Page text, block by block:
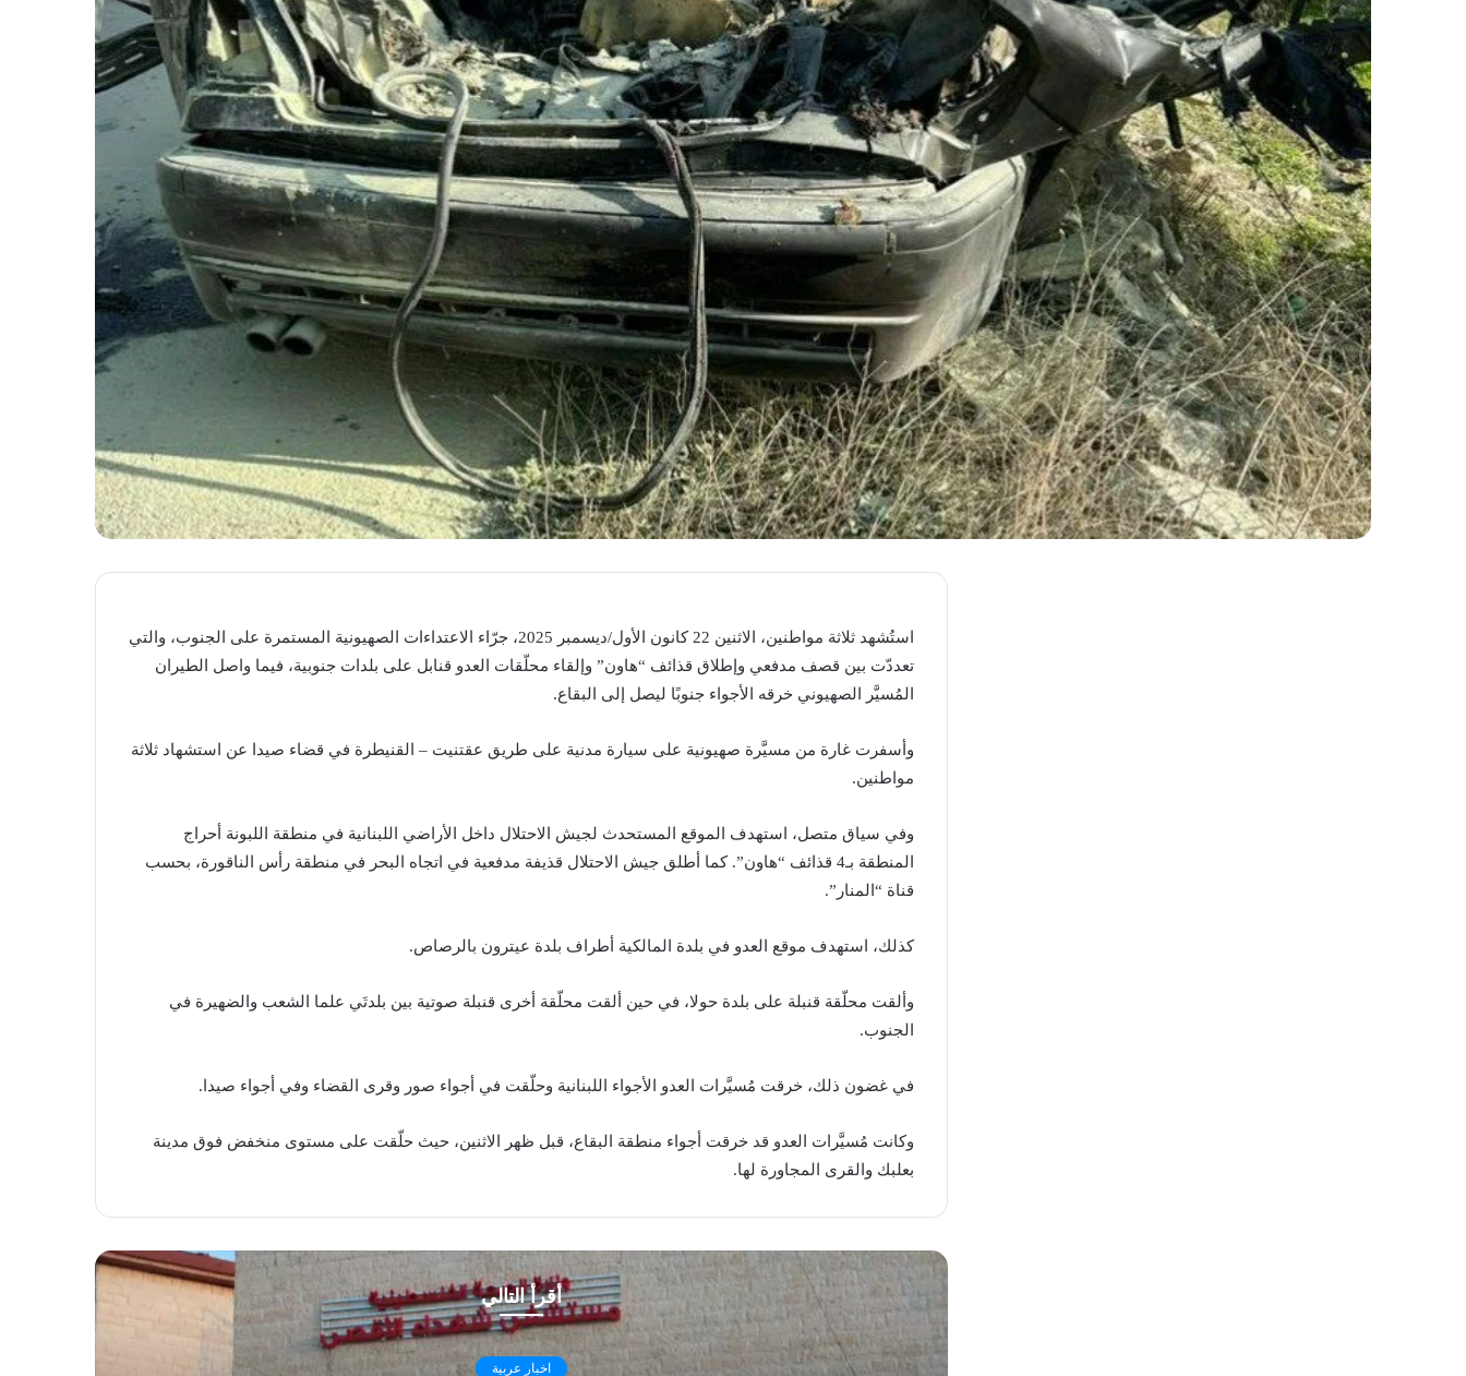
استُشهد ثلاثة مواطنين، الاثنين 22 كانون الأول/ديسمبر 2025، جرّاء الاعتداءات الصهيونية المستمرة على الجنوب، والتي
تعددّت بين قصف مدفعي وإطلاق قذائف “هاون” وإلقاء محلّقات العدو قنابل على بلدات جنوبية، فيما واصل الطيران
المُسيَّر الصهيوني خرقه الأجواء جنوبًا ليصل إلى البقاع.
وأسفرت غارة من مسيَّرة صهيونية على سيارة مدنية على طريق عقتنيت – القنيطرة في قضاء صيدا عن استشهاد ثلاثة
مواطنين.
وفي سياق متصل، استهدف الموقع المستحدث لجيش الاحتلال داخل الأراضي اللبنانية في منطقة اللبونة أحراج
المنطقة بـ4 قذائف “هاون”. كما أطلق جيش الاحتلال قذيفة مدفعية في اتجاه البحر في منطقة رأس الناقورة، بحسب
قناة “المنار”.
كذلك، استهدف موقع العدو في بلدة المالكية أطراف بلدة عيترون بالرصاص.
وألقت محلّقة قنبلة على بلدة حولا، في حين ألقت محلّقة أخرى قنبلة صوتية بين بلدتَي علما الشعب والضهيرة في
الجنوب.
في غضون ذلك، خرقت مُسيَّرات العدو الأجواء اللبنانية وحلّقت في أجواء صور وقرى القضاء وفي أجواء صيدا.
وكانت مُسيَّرات العدو قد خرقت أجواء منطقة البقاع، قبل ظهر الاثنين، حيث حلّقت على مستوى منخفض فوق مدينة
بعلبك والقرى المجاورة لها.
أقرأ التالي
اخبار عربية